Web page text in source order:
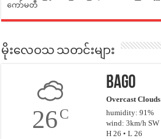
ကော်မတီ
မိုးလေဝသ သတင်းများ
26C
Bago
Overcast Clouds
humidity: 91%
wind: 3km/h SW
H 26 • L 26